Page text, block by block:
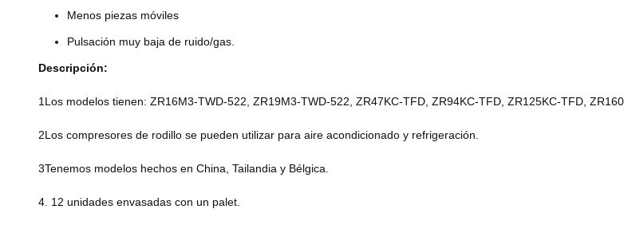
Menos piezas móviles
Pulsación muy baja de ruido/gas.
Descripción:
1Los modelos tienen: ZR16M3-TWD-522, ZR19M3-TWD-522, ZR47KC-TFD, ZR94KC-TFD, ZR125KC-TFD,
2Los compresores de rodillo se pueden utilizar para aire acondicionado y refrigeración.
3Tenemos modelos hechos en China, Tailandia y Bélgica.
4. 12 unidades envasadas con un palet.